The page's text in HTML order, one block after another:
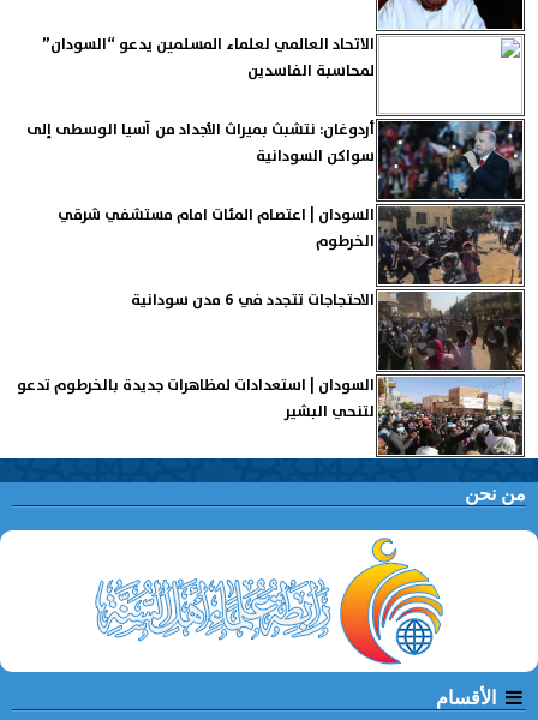
الاتحاد العالمي لعلماء المسلمين يدعو “السودان”
لمحاسبة الفاسدين
أردوغان: نتشبث بميراث الأجداد من آسيا الوسطى إلى
سواكن السودانية
السودان | اعتصام المئات امام مستشفي شرقي
الخرطوم
الاحتجاجات تتجدد في 6 مدن سودانية
السودان | استعدادات لمظاهرات جديدة بالخرطوم تدعو
لتنحي البشير
من نحن
الأقسام